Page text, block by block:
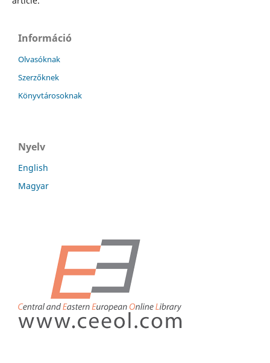
Információ
Olvasóknak
Szerzőknek
Könyvtárosoknak
Nyelv
English
Magyar